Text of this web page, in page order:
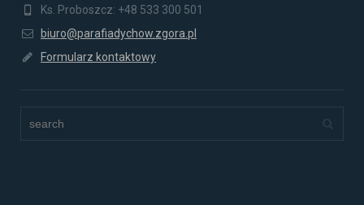
Ks. Proboszcz: +48 533 300 501
biuro@parafiadychow.zgora.pl
Formularz kontaktowy